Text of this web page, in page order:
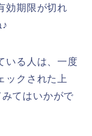
効期限が切れ
いる人は、一度
ックされた上
てはいかがで